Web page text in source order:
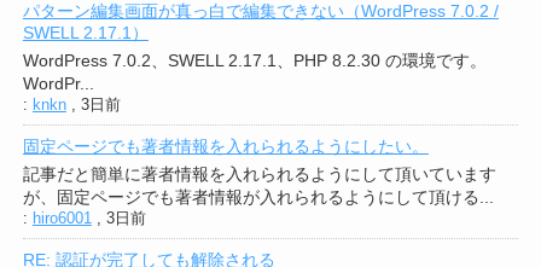
パターン編集画面が真っ白で編集できない（WordPress 7.0.2 /
SWELL 2.17.1）
WordPress 7.0.2、SWELL 2.17.1、PHP 8.2.30 の環境です。
WordPr...
: knkn, 3日前
固定ページでも著者情報を入れられるようにしたい。
記事だと簡単に著者情報を入れられるようにして頂いています
が、固定ページでも著者情報が入れられるようにして頂ける...
: hiro6001, 3日前
RE: 認証が完了しても解除される